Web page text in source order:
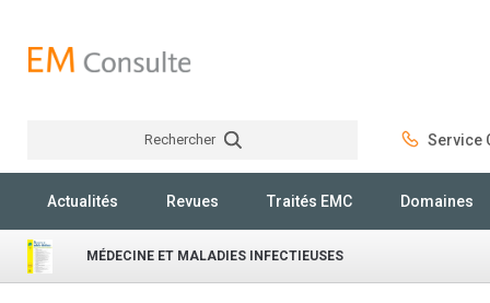
Rechercher Service
Actualités Revues Traités EMC Domaines
MÉDECINE ET MALADIES INFECTIEUSES